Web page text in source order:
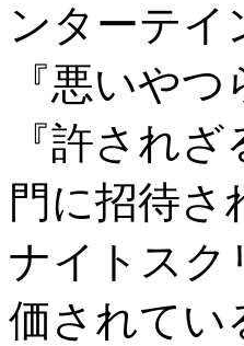
ンターテイ
『悪いや
『許され
門に招待さ
ナイトスク
価されてい